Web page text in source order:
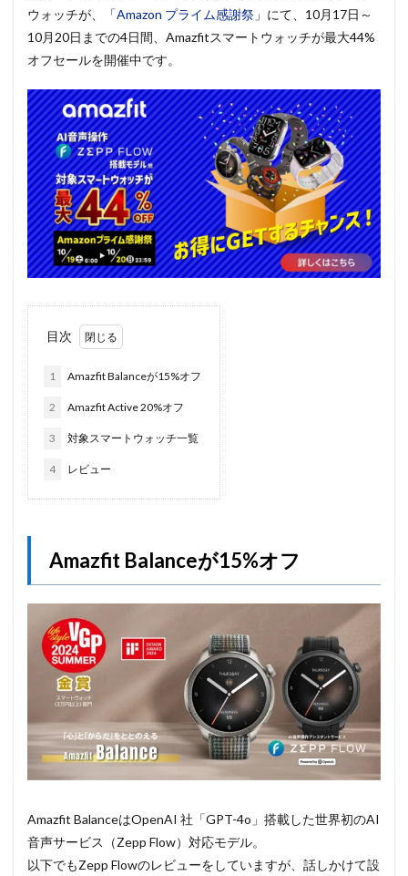
ウォッチが、
「Amazon プライム感謝祭 」 にて、10月17日～
10月20日までの4日間、Amazfitスマートウォッチが最大44%
オフセールを開催中です。
目次
1 Amazfit Balanceが15%オフ
2 Amazfit Active 20%オフ
3 対象スマートウォッチ一覧
4 レビュー
Amazfit Balanceが15%オフ
Amazfit BalanceはOpenAI 社「GPT-4o」搭載した世界初のAI
音声サービス（Zepp Flow）対応モデル。
以下でもZepp Flowのレビューをしていますが、話しかけて設